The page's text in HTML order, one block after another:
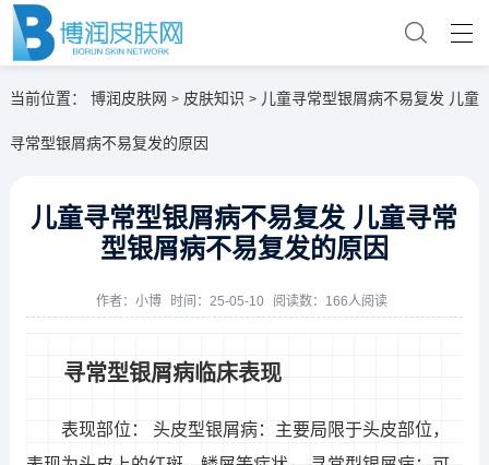
当前位置： 博润皮肤网 > 皮肤知识 > 儿童寻常型银屑病不易复发 儿童
寻常型银屑病不易复发的原因
儿童寻常型银屑病不易复发 儿童寻常
型银屑病不易复发的原因
作者： 小博 时间：25-05-10 阅读数：166人阅读
寻常型银屑病临床表现
表现部位： 头皮型银屑病：主要局限于头皮部位，